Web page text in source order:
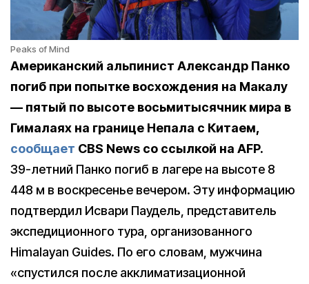
Peaks of Mind
Американский альпинист Александр Панко
погиб при попытке восхождения на Макалу
— пятый по высоте восьмитысячник мира в
Гималаях на границе Непала с Китаем,
сообщает CBS News со ссылкой на AFP.
39-летний Панко погиб в лагере на высоте 8
448 м в воскресенье вечером. Эту информацию
подтвердил Исвари Паудель, представитель
экспедиционного тура, организованного
Himalayan Guides. По его словам, мужчина
«спустился после акклиматизационной